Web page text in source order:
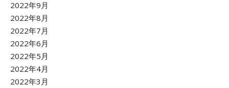
2022年9月
2022年8月
2022年7月
2022年6月
2022年5月
2022年4月
2022年3月